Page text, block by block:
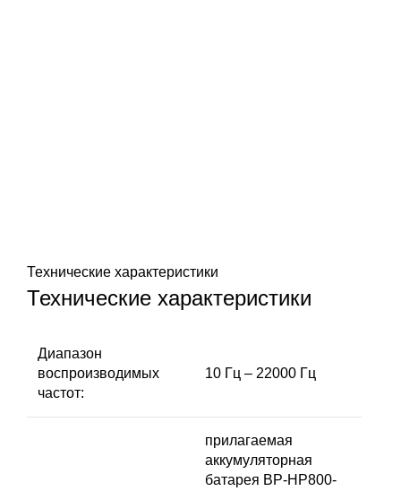
Технические характеристики
Технические характеристики
Диaпaзон
воcпpоизводимыx
чacтот:
10 Гц – 22000 Гц
прилагаемая
аккумуляторная
батарея BP-HP800-